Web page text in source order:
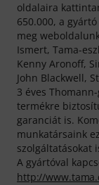
oldalaira
650.000, a
meg
Ismert, Tama-
Kenny Aronoff,
John Blackwell,
3 éves
termékre
garanciát is.
munkatársaink
szolgáltatásokat
A gyártóval
http://